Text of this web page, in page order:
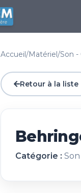
Accueil/Matériel/Son -
Retour à la liste
Catégorie :